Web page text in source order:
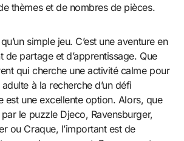
thèmes et de nombres de pièces.
simple jeu. C’est une aventure en
de partage et d’apprentissage. Que
qui cherche une activité calme pour
à la recherche d’un défi
est une excellente option. Alors, que
le puzzle Djeco, Ravensburger,
ou Craque, l’important est de